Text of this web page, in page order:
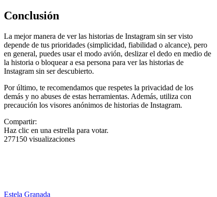
Conclusión
La mejor manera de ver las historias de Instagram sin ser visto
depende de tus prioridades (simplicidad, fiabilidad o alcance), pero
en general, puedes usar el modo avión, deslizar el dedo en medio de
la historia o bloquear a esa persona para ver las historias de
Instagram sin ser descubierto.
Por último, te recomendamos que respetes la privacidad de los
demás y no abuses de estas herramientas. Además, utiliza con
precaución los visores anónimos de historias de Instagram.
Compartir:
Haz clic en una estrella para votar.
277150 visualizaciones
Estela Granada